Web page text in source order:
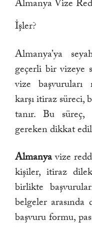
Almanya Vize
İşler?
Almanya’ya
geçerli bir vizeye
vize başvuruları
karşı itiraz süreci,
tanır. Bu süreç,
gereken dikkat
Almanyavize
kişiler, itiraz
birlikte
belgeler
başvuru formu,